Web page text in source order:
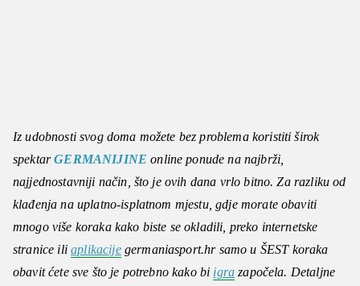
Iz udobnosti svog doma možete bez problema koristiti širok
spektarGERMANIJINEonline ponude na najbrži,
najjednostavniji način, što je ovih dana vrlo bitno. Za razliku od
klađenja na uplatno-isplatnom mjestu, gdje morate obaviti
mnogo više koraka kako biste se okladili, preko internetske
stranice iliaplikacijegermaniasport.hr samo u ŠEST koraka
obavit ćete sve što je potrebno kako bi igra započela. Detaljne